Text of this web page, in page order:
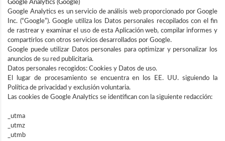
Google Analytics (Google)
Google Analytics es un servicio de análisis web proporcionado por Google
Inc. (“Google”). Google utiliza los Datos personales recopilados con el fin
de rastrear y examinar el uso de esta Aplicación web, compilar informes y
compartirlos con otros servicios desarrollados por Google.
Google puede utilizar Datos personales para optimizar y personalizar los
anuncios de su red publicitaria.
Datos personales recogidos: Cookies y Datos de uso.
El lugar de procesamiento se encuentra en los EE. UU. siguiendo la
Política de privacidad y exclusión voluntaria.
Las cookies de Google Analytics se identifican con la siguiente redacción:
_utma
_utmz
_utmb